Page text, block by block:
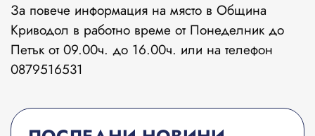
За повече информация на място в Община
Криводол в работно време от Понеделник до
Петък от 09.00ч. до 16.00ч. или на телефон
0879516531